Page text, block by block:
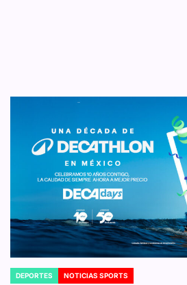
POSTED
DEPORTES NOTICIAS SPORTS